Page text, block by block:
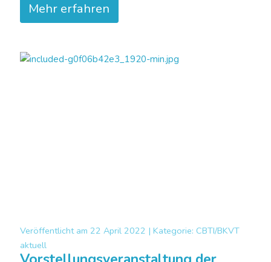
Mehr erfahren
Veröffentlicht am 22 April 2022 | Kategorie: CBTI/BKVT
aktuell